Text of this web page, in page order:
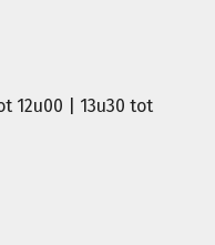
12u00 | 13u30 tot